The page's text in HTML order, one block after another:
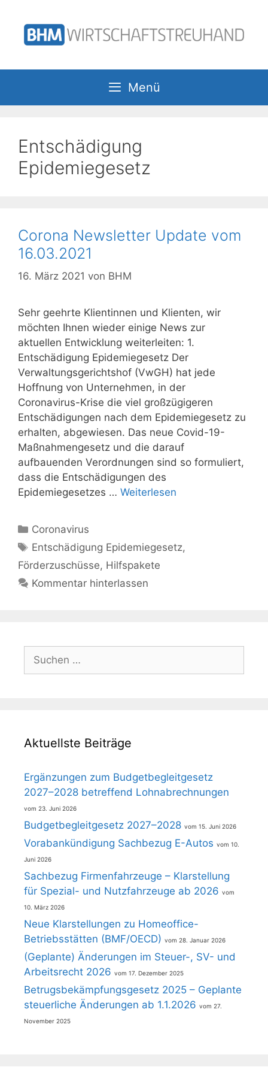
Inhalt
springen
Menü
Entschädigung
Epidemiegesetz
Corona Newsletter Update vom
16.03.2021
16. März 2021 von BHM
Sehr geehrte Klientinnen und Klienten, wir
möchten Ihnen wieder einige News zur
aktuellen Entwicklung weiterleiten: 1.
Entschädigung Epidemiegesetz Der
Verwaltungsgerichtshof (VwGH) hat jede
Hoffnung von Unternehmen, in der
Coronavirus-Krise die viel großzügigeren
Entschädigungen nach dem Epidemiegesetz zu
erhalten, abgewiesen. Das neue Covid-19-
Maßnahmengesetz und die darauf
aufbauenden Verordnungen sind so formuliert,
dass die Entschädigungen des
Epidemiegesetzes … Weiterlesen
Kategorien
Coronavirus
Schlagwörter
Entschädigung Epidemiegesetz,
Förderzuschüsse, Hilfspakete
Kommentar hinterlassen
Suchen
nach:
Aktuellste Beiträge
Ergänzungen zum Budgetbegleitgesetz
2027–2028 betreffend Lohnabrechnungen
23. Juni 2026
Budgetbegleitgesetz 2027–2028 15. Juni 2026
Vorabankündigung Sachbezug E-Autos 10.
Juni 2026
Sachbezug Firmenfahrzeuge – Klarstellung
für Spezial- und Nutzfahrzeuge ab 2026
10. März 2026
Neue Klarstellungen zu Homeoffice-
Betriebsstätten (BMF/OECD)
28. Januar 2026
(Geplante) Änderungen im Steuer-, SV- und
Arbeitsrecht 2026
17. Dezember 2025
Betrugsbekämpfungsgesetz 2025 – Geplante
steuerliche Änderungen ab 1.1.2026
27.
November 2025